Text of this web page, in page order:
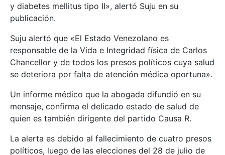
y diabetes mellitus tipo II», alertó Suju en su
publicación.
Suju alertó que «El Estado Venezolano es
responsable de la Vida e Integridad física de Carlos
Chancellor y de todos los presos políticos cuya salud
se deteriora por falta de atención médica oportuna».
Un informe médico que la abogada difundió en su
mensaje, confirma el delicado estado de salud de
quien es también dirigente del partido Causa R.
La alerta es debido al fallecimiento de cuatro presos
políticos, luego de las elecciones del 28 de julio de